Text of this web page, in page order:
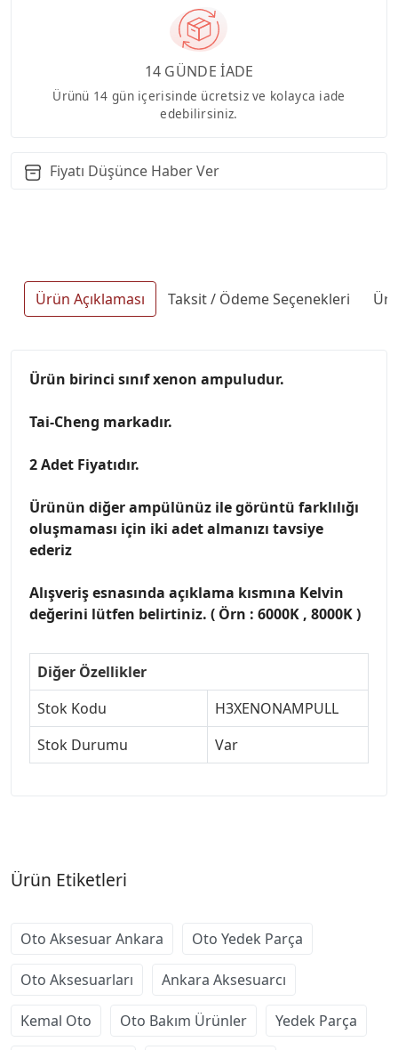
14 GÜNDE İADE
Ürünü 14 gün içerisinde ücretsiz ve kolayca iade
edebilirsiniz.
Fiyatı Düşünce Haber Ver
Ürün Açıklaması Taksit / Ödeme Seçenekleri
Ürün birinci sınıf xenon ampuludur.
Tai-Cheng markadır.
2 Adet Fiyatıdır.
Ürünün diğer ampülünüz ile görüntü farklılığı
oluşmaması için iki adet almanızı tavsiye
ederiz
Alışveriş esnasında açıklama kısmına Kelvin
değerini lütfen belirtiniz. ( Örn : 6000K , 8000K )
Diğer Özellikler
Stok Kodu
H3XENONAMPULL
Stok Durumu
Var
Ürün Etiketleri
Oto Aksesuar Ankara Oto Yedek Parça
Oto Aksesuarları Ankara Aksesuarcı
Kemal Oto Oto Bakım Ürünler Yedek Parça